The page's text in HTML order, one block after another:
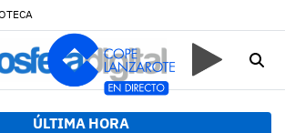
ÚLTIMA HORA